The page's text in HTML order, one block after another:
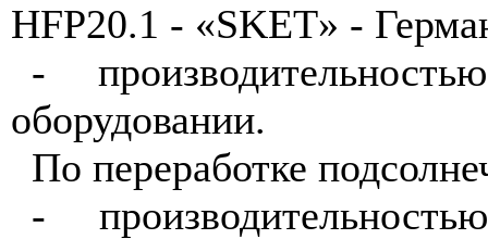
HFP20.1 - «SKET» -
-
оборудовании.
По переработке
-